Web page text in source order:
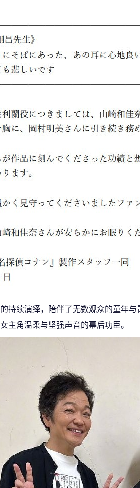
持续演绎，陪伴了无数观众的童年
主角温柔与坚强声音的幕后功臣。